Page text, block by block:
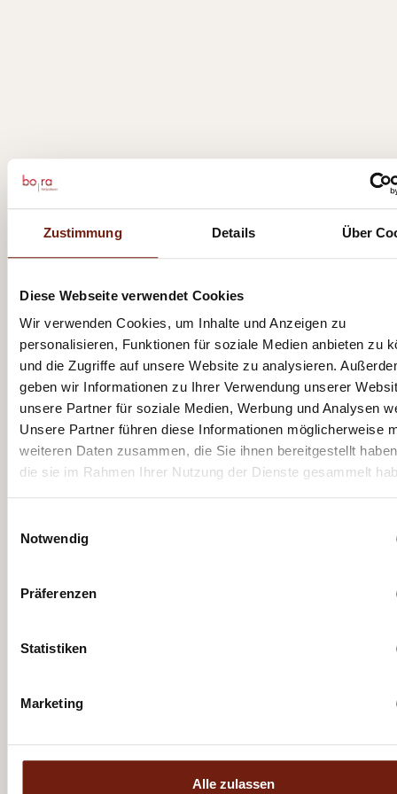
Zustimmung Details Über
Diese Webseite verwendet Cookies
Wir verwenden Cookies, um Inhalte und Anzeigen zu
personalisieren, Funktionen für soziale Medien anbieten zu
und die Zugriffe auf unsere Website zu analysieren.
geben wir Informationen zu Ihrer Verwendung unserer
unsere Partner für soziale Medien, Werbung und Analysen
Unsere Partner führen diese Informationen möglicherweise
weiteren Daten zusammen, die Sie ihnen bereitgestellt
die sie im Rahmen Ihrer Nutzung der Dienste gesammelt
Notwendig
Präferenzen
Statistiken
Marketing
Alle zulassen